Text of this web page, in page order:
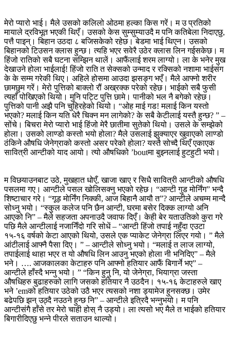
मेरो प्यारो भाई। मैले उसको कलिलो ओठमा हल्का किस गरें। म उ प्रतिको
मायाले द्रविभूत भएकी थिएँ। उसको केस सुम्सुम्याउदै म पनि कतिबेला निदाएछु,
पत्तै पाइन्। बिहान उठदा ८ बजिसकेको रहेछ। बेडमा भाई थिएन। उसको
बिहानको टिउसन क्लास हुन्छ। त्यहि भएर सवेरै उठेर क्लास लिन गईसकेछ। म
हिंजो रातिको सबै घटना सम्झिन थालें। आफैंलाई शरम लाग्यो। ला के भनेर मुख
देखाउने होला भाईलाई! हिंजो राति त सेक्सको उन्माद र रक्सिको नशामा भाईसंग
के के सम्म गरेकी थिए। अहिले होसमा आउदा झसङ्ग भएँ। मैले आफ्नो शरीर
छामछुम गरें। मेरो पुत्तिको बाक्लो रौं अख्रक्क परेको रहेछ। भाईको सबै फुसी
त्यहाँ पोखिएको थियो। मुनि पट्टि पुत्ति छामे। पानीको भल नै बगेको रहेछ।
पुत्तिको पानी अझै पनि चुहिरहेको थियो। “ओह माई गड! मलाई किन यस्तो
भएको? मलाई किन यति धेरै चिक्न मन लागेको? के सबै केटीलाई यस्तै हुन्छ? ” –
सोंचे। बिचरा मेरो प्यारो भाई हिंजो मेरै छातीमा सुतेको थियो। उसले के सम्झेको
होला। उसको लाण्डो कस्तो भयो होला? मैले उसलाई झुक्याएर खुवाएको लाण्डो
ठंकिने औषधि जेनेग्राको कस्तो असर परेको होला? यस्तै सोच्दै थिएँ एकाएक
सावित्री आन्टीको याद आयो। त्यो औषधिको ’boutमा बुझ्नलाई हुटहुटी भयो।
म विछयाउनबाट उठे, मुखहात धोएँ, खाजा खाए र सिधै सावित्री आन्टीको औषधि
पसलमा गए। आन्टीले पसल खोलिसक्नु भएको रहेछ। “आन्टी गुड मोर्निंग” भन्दै
शिष्टाचार गरे। “गूड़ मोर्निंग निक्की, आज बिहानै आयौ त”? आन्टीले अचम्म मान्दै
सोध्नु भयो। “स्कुल कलेज पनि छैन आन्टी, घरमा बसेर दिक्क लाग्यो अनि
आएको नि” – मैले सहजता अपनाउदै जवाफ दिएँ। केही बेर यताउतिको कुरा गरे
पछि मैले आन्टीलाई नजानिँदो गरि सोधें – “आन्टी हिंजो तपाई नहुँदा एउटा
१५-१६ वर्षको केटा आएको थियो, उसले एक प्याकेट जेनेग्रा लिएर गयो। ” मैले
आंटीलाई आफ्नै पैसा दिए। ” – आन्टीले सोध्नु भयो। “मलाई त लाज लाग्यो,
तपाईलाई थाहा भएर त यो औषधि लिन आउनु भएको होला नी भनिदिए” – मैले
भने। …. आजकालका केटाहरु पनि आफ्नो हतियार आफैं बिगार्ने भए” –
आन्टीले हाँस्दै भन्नु भयो। ” “किन हुनु नि, यो जेनेग्रा, भियाग्रा जस्ता
औषधिहरु बुढाहरुको लागि जसको हतियार नै उठदैन। १५-१६ केटाहरुले खाए
भने ’emको हतियार उठेको उठै भएर त्यसको नशा ड्यामेज हुनसक्छ। उमेर
बढेपछि झन् उठ्दै नउठने हुन्छ नि” – आन्टीले इत्रिदै भन्नुभयो। म पनि
आन्टीसंगै हाँसे तर मेरो चाही होस् नै उड्यो। ला त्यसो भए मैले त भाईको हतियार
बिगारीदिएछु भन्ने पीरले सताउन थाल्यो।